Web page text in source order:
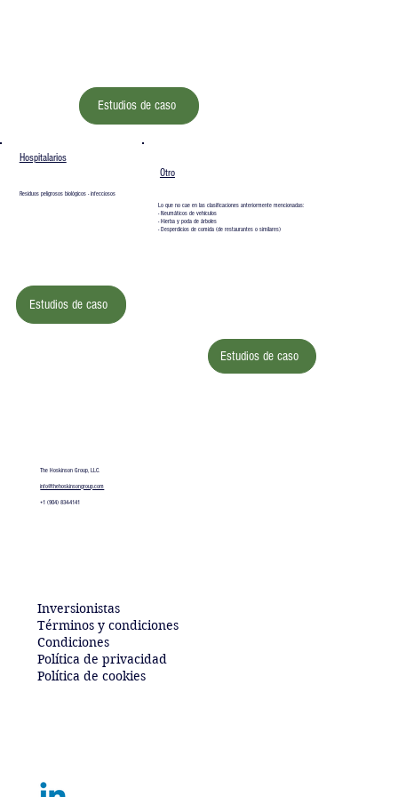
Estudios de caso
Estudios de caso
Residuos peligrosos biológicos - infecciosos
Hospitalarios
Estudios de caso
Lo que no cae en las clasificaciones anteriormente mencionadas:
- Neumáticos de vehículos
- Hierba y poda de árboles
- Desperdicios de comida (de restaurantes o similares)
Otro
The Hoskinson Group, LLC.
info@thehoskinsongroup.com​
+1 (904) 834-4141
Inversionistas
Términos y condiciones
Condiciones
Política de privacidad
Política de cookies